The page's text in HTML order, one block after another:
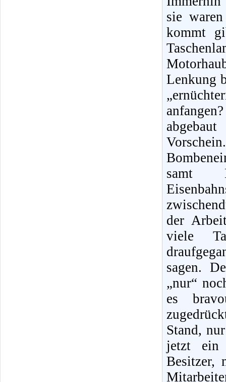
sie
kommt
Lenkung
samt
der
viele
sagen.
„nur“
es
Stand,
jetzt ein
Besitzer,